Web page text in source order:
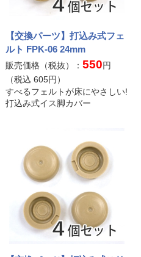
【交換パーツ】打込み式フェ
ルト FPK-06 24mm
販売価格（税抜）： 550円
（税込 605円）
すべるフェルトが床にやさしい!
打込み式イス脚カバー